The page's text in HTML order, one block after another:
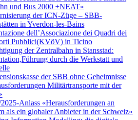
und Bus 2000 +NEAT»
der ICN-Züge – SBB-
in Yverdon-les-Bains
dell’Associazione dei Quadri dei
Pubblici(KVöV) in Ticino
der Zentralbahn in Stansstad:
durch die Werkstatt und
der SBB ohne Geheimnisse
Militärtransporte mit der
Anlass «Herausforderungen an
als ein globaler Anbieter in der Schweiz»